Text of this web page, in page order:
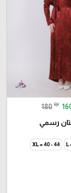
180 ₪
رسمي
L
XL = 40 - 44